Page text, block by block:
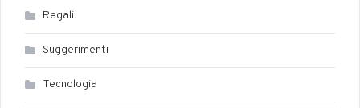
Regali
Suggerimenti
Tecnologia